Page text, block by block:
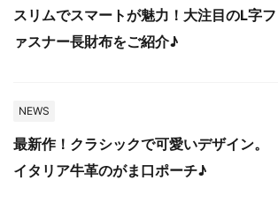
スリムでスマートが魅力！大注目のL字フ
ァスナー長財布をご紹介♪
NEWS
最新作！クラシックで可愛いデザイン。
イタリア牛革のがま口ポーチ♪